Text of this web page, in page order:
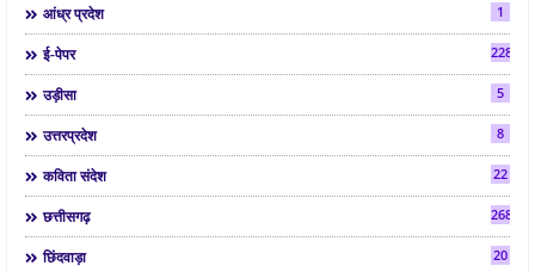
आंध्र प्रदेश 1
ई-पेपर 2286
उड़ीसा 5
उत्तरप्रदेश 8
कविता संदेश 22
छत्तीसगढ़ 268
छिंदवाड़ा 20